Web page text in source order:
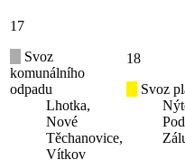
17
Svoz
komunálního
odpadu
Lhotka,
Nové
Těchanovice,
Vítkov
18
Svoz